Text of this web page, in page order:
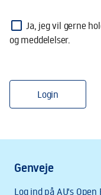
Ja, jeg vil gerne
og meddelelser.
Login